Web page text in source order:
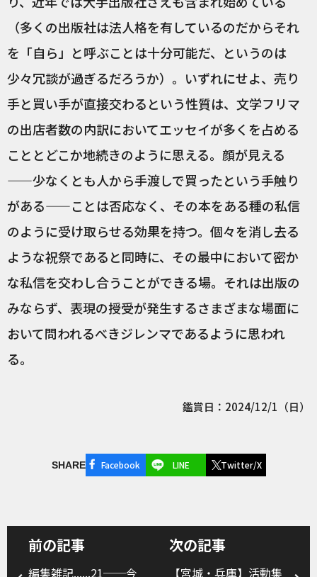
（多くの出版社は法人格を有しているのだからそれ
を「自ら」と呼ぶことは十分可能だ、というのは
少々冗談が過ぎるだろうか）。いずれにせよ、売り
手と買い手が直接交わるという性質は、文学フリマ
の出店者数の内訳においてエッセイが多くを占める
こととどこか地続きのように思える。顔が見える
——少なくとも人から手渡しで買ったという手触り
がある——ことは否応なく、その本をある種の私信
のように受け取らせる効果を持つ。個々を消し去る
ような祝祭であると同時に、その最中において密か
な私信を交わし合うことができる場。それは出版の
みならず、表現の授受が発生するさまざまな場面に
おいて問われるべきジレンマであるように思われ
る。
鑑賞日：2024/12/1（日）
SHARE Facebook LINE Twitter/X
前の記事
編集雑記......21──今
次の記事
【宮城・兵庫】活動集